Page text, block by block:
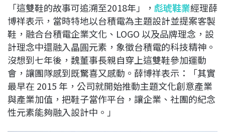
「這雙鞋的故事可追溯至2018年」， 彪琥鞋業經理薛
博祥表示，當時特地以台積電為主題設計並提案客製
鞋，融合台積電企業文化、LOGO 以及品牌理念，設
計理念中還融入晶圓元素，象徵台積電的科技精神。
沒想到七年後，魏董事長親自穿上這雙鞋參加運動
會，讓團隊感到既驚喜又感動。薛博祥表示：「其實
最早在 2015 年，公司就開始推動主題文化創意產業
與產業加值，把鞋子當作平台，讓企業、社團的紀念
性元素能夠融入設計中。」